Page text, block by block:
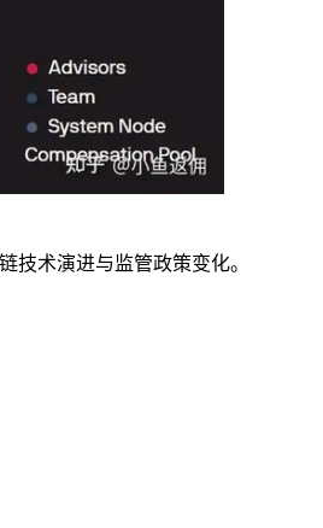
技术演进与监管政策变化。